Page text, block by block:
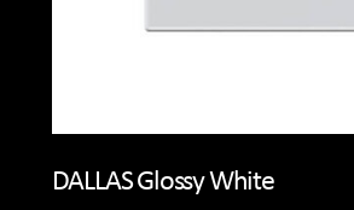
DALLAS Glossy White